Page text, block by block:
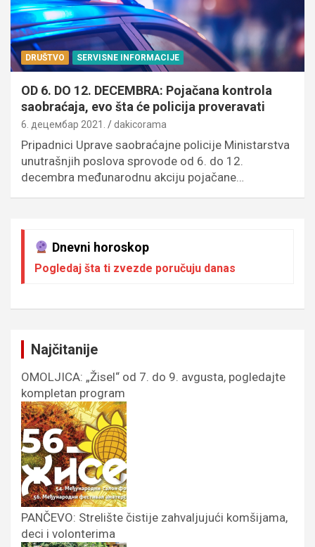
DRUŠTVO SERVISNE INFORMACIJE
OD 6. DO 12. DECEMBRA: Pojačana kontrola
saobraćaja, evo šta će policija proveravati
6. децембар 2021. dakicorama
Pripadnici Uprave saobraćajne policije Ministarstva
unutrašnjih poslova sprovode od 6. do 12.
decembra međunarodnu akciju pojačane…
Dnevni horoskop
Pogledaj šta ti zvezde poručuju danas
Najčitanije
OMOLJICA: „Žisel“ od 7. do 9. avgusta, pogledajte
kompletan program
PANČEVO: Strelište čistije zahvaljujući komšijama,
deci i volonterima